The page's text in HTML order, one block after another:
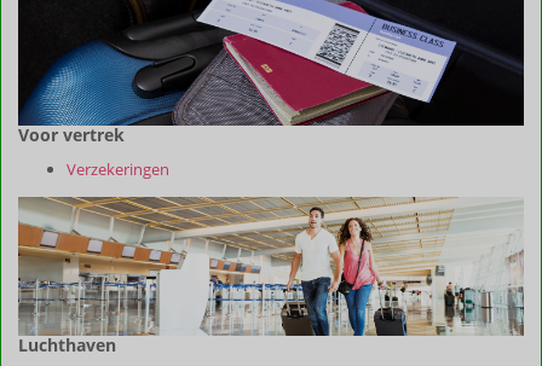
Voor vertrek
Verzekeringen
Luchthaven